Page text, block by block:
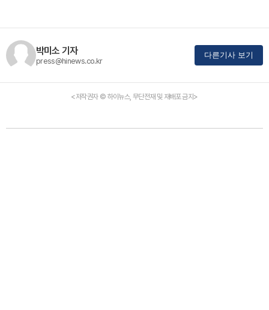
박미소 기자
press@hinews.co.kr
다른기사 보기
<저작권자 © 하이뉴스, 무단전재 및 재배포 금지>